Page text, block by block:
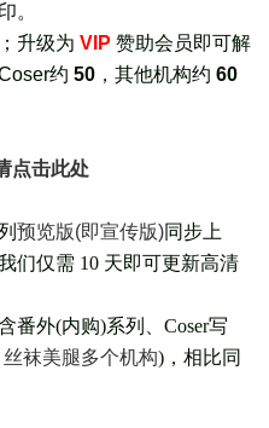
。
； 升级为 VIP 赞助会员即可解
约 50 ，其他机构约 60
点击此处
预览版(即宣传版)同步上
们仅需 10 天即可更新高清
番外(内购)系列、Coser写
袜美腿多个机构)，相比同